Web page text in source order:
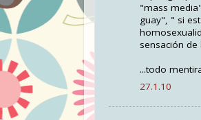
"mass
guay", " si
sensación
...todo
27.1.10